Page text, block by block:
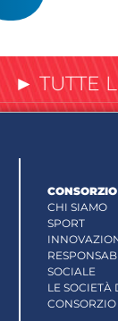
► TUTTE
CONSORZIO
CHI SIAMO
SPORT
SOCIALE
LE SOCIETÀ
CONSORZIO